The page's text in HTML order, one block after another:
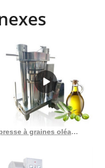
presse à graines oléagineuses presse à graines de ricin fournisseurs de graines de ricin en Togo